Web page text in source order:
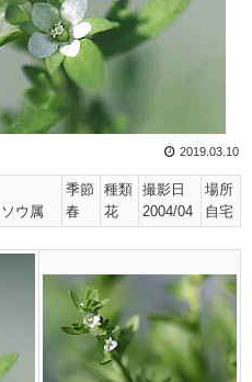
2019.03.10
ウ属
季節
春
種類
花
撮影日
2004/04
場所
自宅